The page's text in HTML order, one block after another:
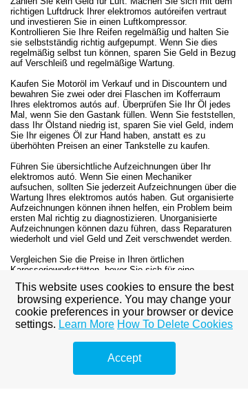
richtigen Luftdruck Ihrer elektromos autóreifen vertraut
und investieren Sie in einen Luftkompressor.
Kontrollieren Sie Ihre Reifen regelmäßig und halten Sie
sie selbstständig richtig aufgepumpt. Wenn Sie dies
regelmäßig selbst tun können, sparen Sie Geld in Bezug
auf Verschleiß und regelmäßige Wartung.
Kaufen Sie Motoröl im Verkauf und in Discountern und
bewahren Sie zwei oder drei Flaschen im Kofferraum
Ihres elektromos autós auf. Überprüfen Sie Ihr Öl jedes
Mal, wenn Sie den Gastank füllen. Wenn Sie feststellen,
dass Ihr Ölstand niedrig ist, sparen Sie viel Geld, indem
Sie Ihr eigenes Öl zur Hand haben, anstatt es zu
überhöhten Preisen an einer Tankstelle zu kaufen.
Führen Sie übersichtliche Aufzeichnungen über Ihr
elektromos autó. Wenn Sie einen Mechaniker
aufsuchen, sollten Sie jederzeit Aufzeichnungen über die
Wartung Ihres elektromos autós haben. Gut organisierte
Aufzeichnungen können ihnen helfen, ein Problem beim
ersten Mal richtig zu diagnostizieren. Unorganisierte
Aufzeichnungen können dazu führen, dass Reparaturen
wiederholt und viel Geld und Zeit verschwendet werden.
Vergleichen Sie die Preise in Ihren örtlichen
Karosseriewerkstätten, bevor Sie sich für eine
einheitlich sind, dauert es für jeden Laden etwas länger,
bis die Reparatur abgeschlossen ist, und es fallen
Gebühren für die Teile an. Achten Sie darauf, sich
umzusehen, damit Sie das bestmögliche Angebot
erhalten.
Waschen und wachsen Sie Ihr elektromos autó
regelmäßig. Dies verhindert, dass es erodiert. Viele
Leute holen sich einen Anstrich, um den
This website uses cookies to ensure the best
browsing experience. You may change your
cookie preferences in your browser or device
settings. Learn More How To Delete Cookies
Accept